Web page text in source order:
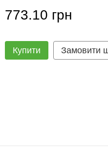
773.10 грн
Купити Замовити